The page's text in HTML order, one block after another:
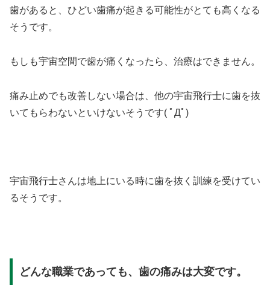
歯があると、ひどい歯痛が起きる可能性がとても高くなる
そうです。
もしも宇宙空間で歯が痛くなったら、治療はできません。
痛み止めでも改善しない場合は、他の宇宙飛行士に歯を抜
いてもらわないといけないそうです( ﾟДﾟ)
宇宙飛行士さんは地上にいる時に歯を抜く訓練を受けてい
るそうです。
どんな職業であっても、歯の痛みは大変です。